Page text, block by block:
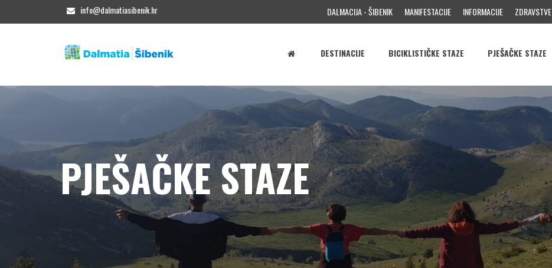
info@dalmatiasibenik.hr DALMACIJA - ŠIBENIK MANIFESTACIJE INFORMACIJE
DESTINACIJE BICIKLISTIČKE STAZE PJEŠAČKE STAZE
PJEŠAČKE STAZE